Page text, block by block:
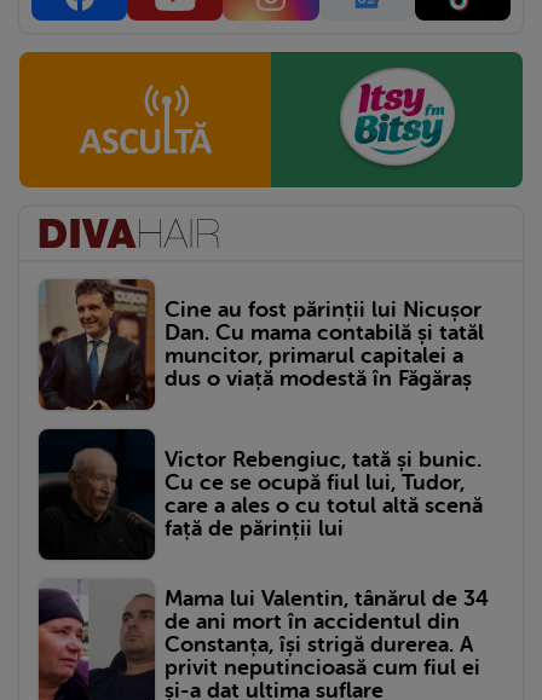
Cine au fost părinții lui Nicușor
Dan. Cu mama contabilă și tatăl
muncitor, primarul capitalei a
dus o viață modestă în Făgăraș
Victor Rebengiuc, tată și bunic.
Cu ce se ocupă fiul lui, Tudor,
care a ales o cu totul altă scenă
față de părinții lui
Mama lui Valentin, tânărul de 34
de ani mort în accidentul din
Constanța, își strigă durerea. A
privit neputincioasă cum fiul ei
și-a dat ultima suflare